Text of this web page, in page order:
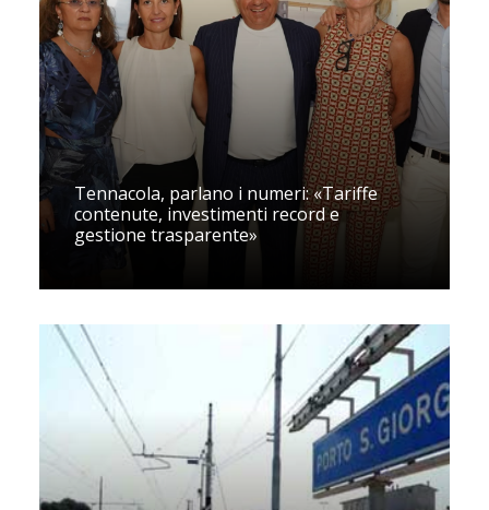
Tennacola, parlano i numeri: «Tariffe
contenute, investimenti record e
gestione trasparente»